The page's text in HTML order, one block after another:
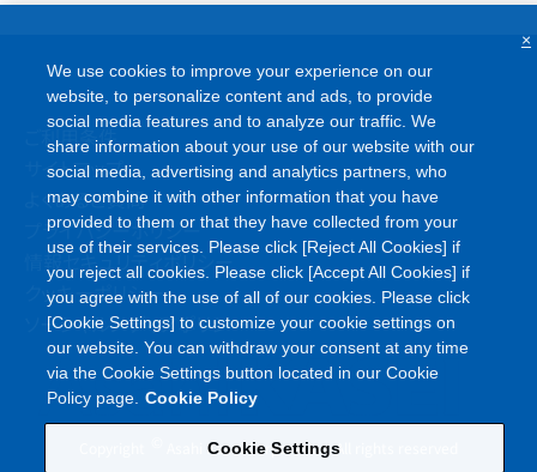
ご利用条件
サイトマップ
よくあるご質問
プライバシーポリシー
情報セキュリティポリシー
クッキーポリシー
ソーシャルメディアポリシー
Asahi Kasei Corporation. All rights reserved
We use cookies to improve your experience on our
website, to personalize content and ads, to provide
social media features and to analyze our traffic. We
share information about your use of our website with our
social media, advertising and analytics partners, who
may combine it with other information that you have
provided to them or that they have collected from your
use of their services. Please click [Reject All Cookies] if
you reject all cookies. Please click [Accept All Cookies] if
you agree with the use of all of our cookies. Please click
[Cookie Settings] to customize your cookie settings on
our website. You can withdraw your consent at any time
via the Cookie Settings button located in our Cookie
Policy page. Cookie Policy
Cookie Settings
×